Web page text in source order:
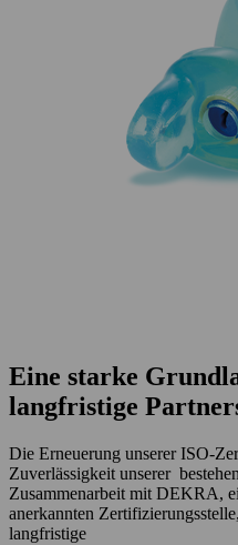
Eine starke
langfristige
Die Erneuerung unsererISO-
Zuverlässigkeit unserer
Zusammenarbeit mit DEKRA,
anerkannten
langfristige